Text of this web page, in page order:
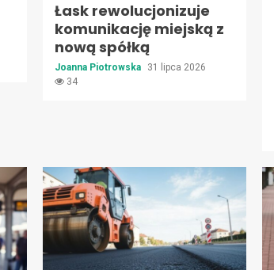
Łask rewolucjonizuje
komunikację miejską z
nową spółką
Joanna Piotrowska
31 lipca 2026
34